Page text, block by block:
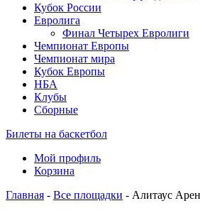
Кубок России
Евролига
Финал Четырех Евролиги
Чемпионат Европы
Чемпионат мира
Кубок Европы
НБА
Клубы
Сборные
Билеты на баскетбол
Мой профиль
Корзина
Главная - Все площадки - Алитаус